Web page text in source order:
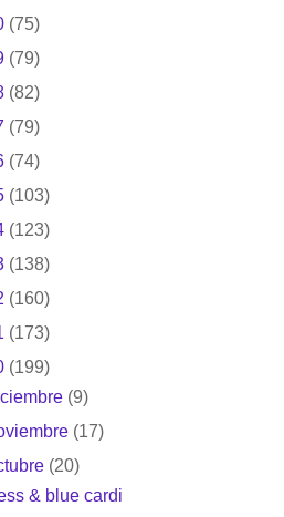
(75)
(79)
(82)
(79)
(74)
(103)
(123)
(138)
(160)
(173)
(199)
(9)
(17)
(20)
& blue cardi